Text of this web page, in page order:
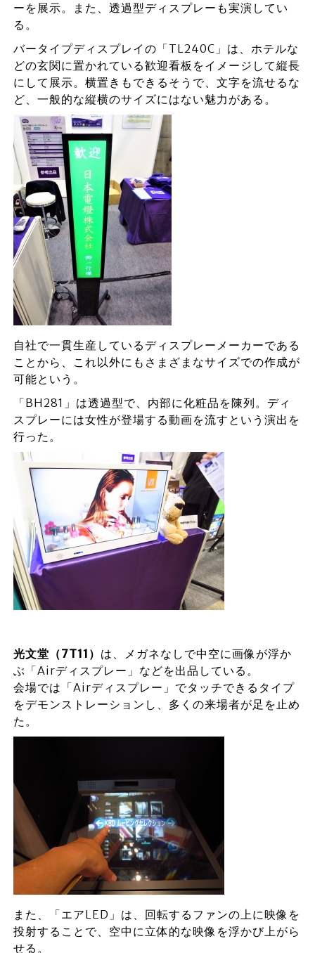
ーを展示。また、透過型ディスプレーも実演してい
る。
バータイプディスプレイの「TL240C」は、ホテルな
どの玄関に置かれている歓迎看板をイメージして縦長
にして展示。横置きもできるそうで、文字を流せるな
ど、一般的な縦横のサイズにはない魅力がある。
自社で一貫生産しているディスプレーメーカーである
ことから、これ以外にもさまざまなサイズでの作成が
可能という。
「BH281」は透過型で、内部に化粧品を陳列。ディ
スプレーには女性が登場する動画を流すという演出を
行った。
光文堂（7T11 ） は、メガネなしで中空に画像が浮か
ぶ「Airディスプレー」などを出品している。
会場では「Airディスプレー」でタッチできるタイプ
をデモンストレーションし、多くの来場者が足を止め
た。
また、「エアLED」は、回転するファンの上に映像を
投射することで、空中に立体的な映像を浮かび上がら
せる。